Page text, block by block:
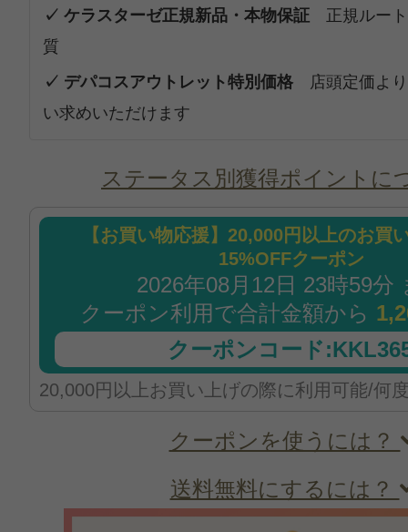
✓ ケラスターゼ正規新品・本物保証 正規ルー
質
✓ デパコスアウトレット特別価格 店頭定価よ
い求めいただけます
ステータス別獲得ポイントに
【お買い物応援】20,000円以上のお買
15%OFFクーポン
2026年08月12日 23時59分
クーポン利用で合計金額から
クーポンコード
20,000円以上お買い上げの際に利用可能/何
クーポンを使うには？
送料無料にするには？